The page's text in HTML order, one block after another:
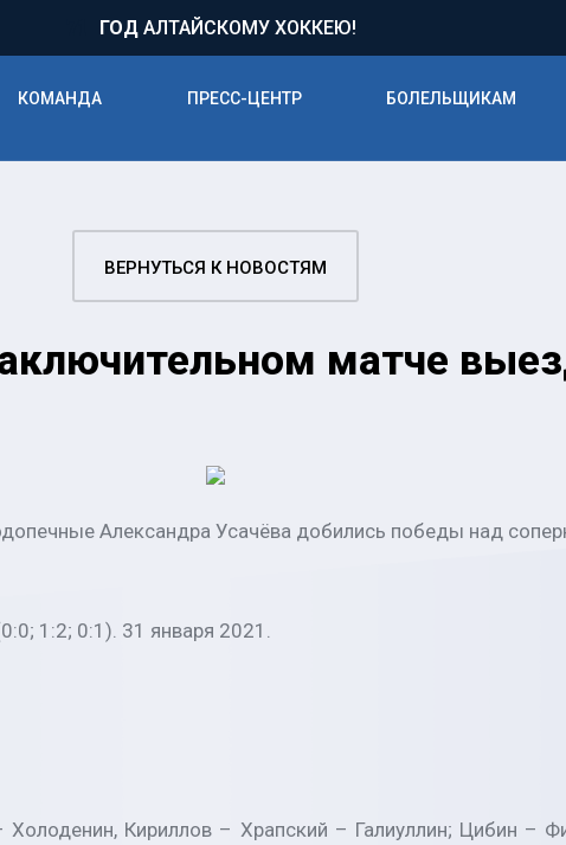
ГОДАЛТАЙСКОМУ ХОККЕЮ!
КОМАНДА ПРЕСС-ЦЕНТР БОЛЕЛЬЩИКАМ
ВЕРНУТЬСЯ К НОВОСТЯМ
матче
Александра Усачёва добились победы над
1:2; 0:1). 31 января 2021.
Кириллов – Храпский – Галиуллин; Цибин –